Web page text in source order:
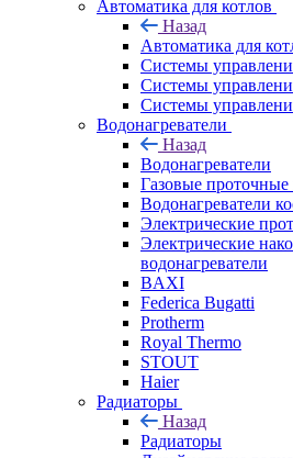
Автоматика для котлов
Назад
Автоматика для
Системы
Системы
Системы
Водонагреватели
Назад
Водонагреватели
Газовые проточные
Водонагреватели
Электрические
Электрические
водонагреватели
BAXI
Federica Bugatti
Protherm
Royal Thermo
STOUT
Haier
Радиаторы
Назад
Радиаторы